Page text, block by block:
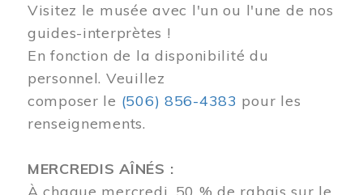
Visitez le musée avec l'un ou l'une de nos
guides-interprètes !
En fonction de la disponibilité du
personnel. Veuillez
composer le (506) 856-4383 pour les
renseignements.
MERCREDIS AÎNÉS :